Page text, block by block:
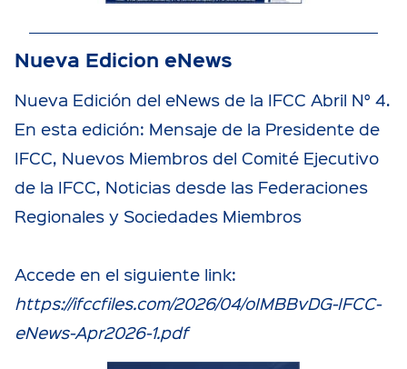
Nueva Edicion eNews
Nueva Edición del eNews de la IFCC Abril N° 4.
En esta edición: Mensaje de la Presidente de
IFCC, Nuevos Miembros del Comité Ejecutivo
de la IFCC, Noticias desde las Federaciones
Regionales y Sociedades Miembros
Accede en el siguiente link:
https://ifccfiles.com/2026/04/oIMBBvDG-IFCC-
eNews-Apr2026-1.pdf